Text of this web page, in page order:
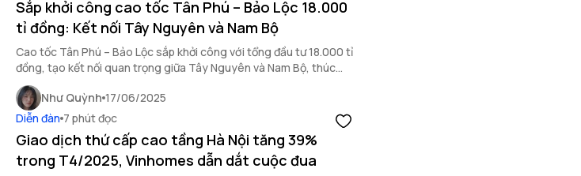
Sắp khởi công cao tốc Tân Phú – Bảo Lộc 18.000
tỉ đồng: Kết nối Tây Nguyên và Nam Bộ
Cao tốc Tân Phú – Bảo Lộc sắp khởi công với tổng đầu tư 18.000 tỉ
đồng, tạo kết nối quan trọng giữa Tây Nguyên và Nam Bộ, thúc
đẩy phát triển kinh tế vùng.
Như Quỳnh 17/06/2025
Diễn đàn 7 phút đọc
Giao dịch thứ cấp cao tầng Hà Nội tăng 39%
trong T4/2025, Vinhomes dẫn dắt cuộc đua